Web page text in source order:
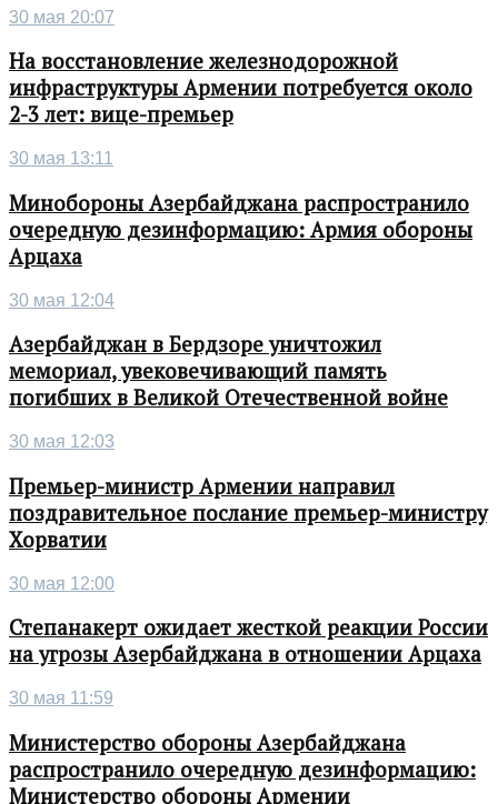
30 мая 20:07
На восстановление железнодорожной
инфраструктуры Армении потребуется около
2-3 лет: вице-премьер
30 мая 13:11
Минобороны Азербайджана распространило
очередную дезинформацию: Армия обороны
Арцаха
30 мая 12:04
Азербайджан в Бердзоре уничтожил
мемориал, увековечивающий память
погибших в Великой Отечественной войне
30 мая 12:03
Премьер-министр Армении направил
поздравительное послание премьер-министру
Хорватии
30 мая 12:00
Степанакерт ожидает жесткой реакции России
на угрозы Азербайджана в отношении Арцаха
30 мая 11:59
Министерство обороны Азербайджана
распространило очередную дезинформацию:
Министерство обороны Армении